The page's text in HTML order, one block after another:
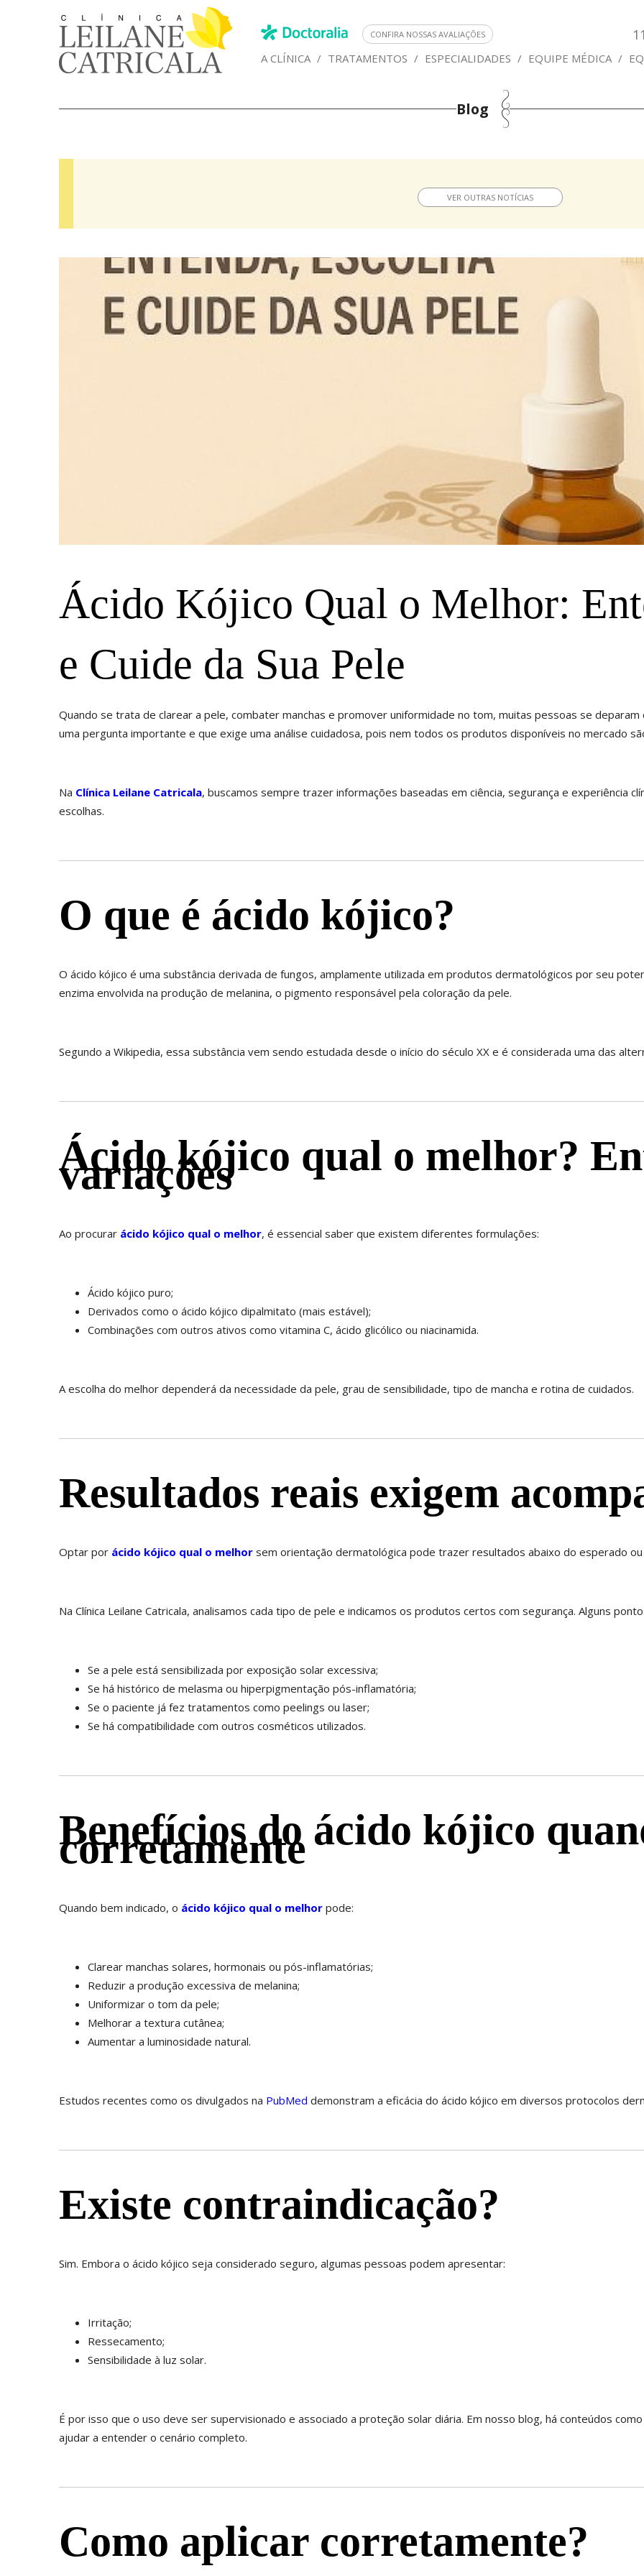
CONFIRA NOSSAS AVALIAÇÕES
A CLÍNICA / TRATAMENTOS / ESPECIALIDADES / EQUIPE MÉDICA /
Blog
VER OUTRAS NOTÍCIAS
Ácido Kójico Qual o Melhor:
e Cuide da Sua Pele
Quando se trata de clarear a pele, combater manchas e promover uniformidade no tom, muitas pessoas se deparam
uma pergunta importante e que exige uma análise cuidadosa, pois nem todos os produtos disponíveis no mercado
Na Clínica Leilane Catricala, buscamos sempre trazer informações baseadas em ciência, segurança e experiência
escolhas.
O que é ácido kójico?
O ácido kójico é uma substância derivada de fungos, amplamente utilizada em produtos dermatológicos por seu
enzima envolvida na produção de melanina, o pigmento responsável pela coloração da pele.
Segundo a Wikipedia, essa substância vem sendo estudada desde o início do século XX e é considerada uma das
Ácido kójico qual o melhor?
variações
Ao procurar ácido kójico qual o melhor, é essencial saber que existem diferentes formulações:
Ácido kójico puro;
Derivados como o ácido kójico dipalmitato (mais estável);
Combinações com outros ativos como vitamina C, ácido glicólico ou niacinamida.
A escolha do melhor dependerá da necessidade da pele, grau de sensibilidade, tipo de mancha e rotina de cuidados.
Resultados reais exigem
Optar por ácido kójico qual o melhor sem orientação dermatológica pode trazer resultados abaixo do esperado
Na Clínica Leilane Catricala, analisamos cada tipo de pele e indicamos os produtos certos com segurança. Alguns
Se a pele está sensibilizada por exposição solar excessiva;
Se há histórico de melasma ou hiperpigmentação pós-inflamatória;
Se o paciente já fez tratamentos como peelings ou laser;
Se há compatibilidade com outros cosméticos utilizados.
Benefícios do ácido kójico
corretamente
Quando bem indicado, o ácido kójico qual o melhor pode:
Clarear manchas solares, hormonais ou pós-inflamatórias;
Reduzir a produção excessiva de melanina;
Uniformizar o tom da pele;
Melhorar a textura cutânea;
Aumentar a luminosidade natural.
Estudos recentes como os divulgados na PubMed demonstram a eficácia do ácido kójico em diversos protocolos
Existe contraindicação?
Sim. Embora o ácido kójico seja considerado seguro, algumas pessoas podem apresentar:
Irritação;
Ressecamento;
Sensibilidade à luz solar.
É por isso que o uso deve ser supervisionado e associado a proteção solar diária. Em nosso blog, há conteúdos
ajudar a entender o cenário completo.
Como aplicar corretamente?